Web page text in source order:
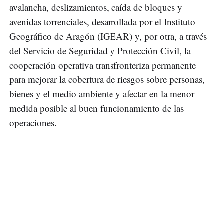
avalancha, deslizamientos, caída de bloques y
avenidas torrenciales, desarrollada por el Instituto
Geográfico de Aragón (IGEAR) y, por otra, a través
del Servicio de Seguridad y Protección Civil, la
cooperación operativa transfronteriza permanente
para mejorar la cobertura de riesgos sobre personas,
bienes y el medio ambiente y afectar en la menor
medida posible al buen funcionamiento de las
operaciones.